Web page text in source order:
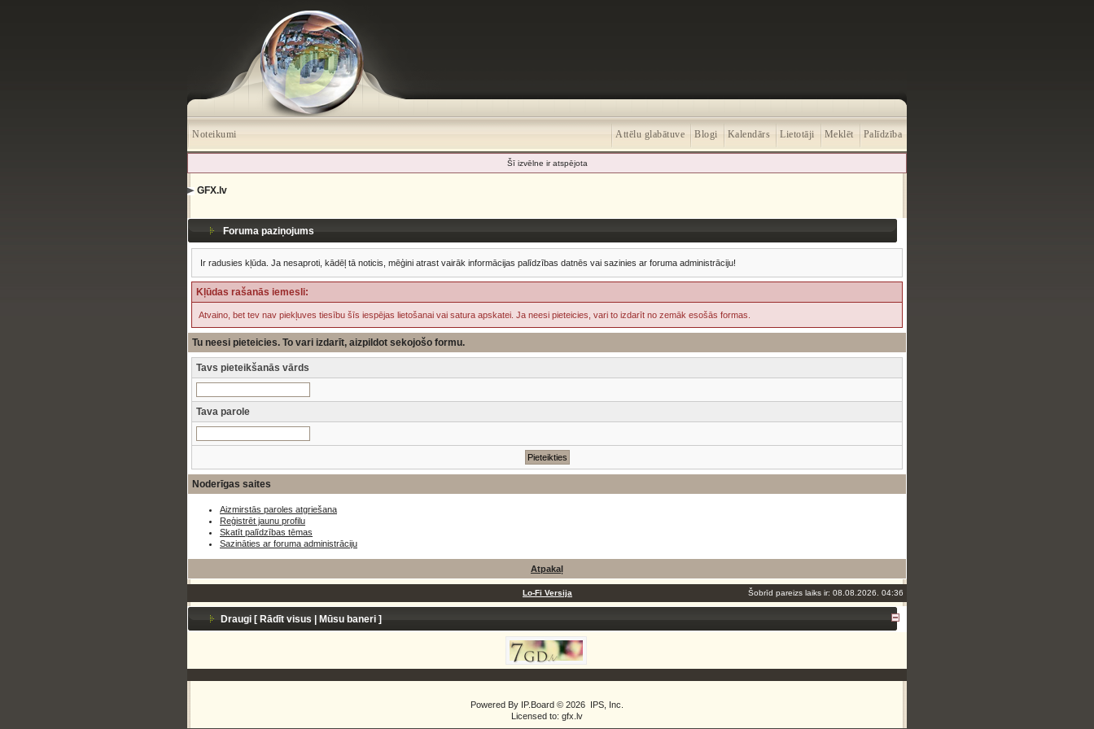
Noteikumi Palīdzība
Meklēt
Lietotāji
Kalendārs
Blogi
Attēlu glabātuve
Šī izvēlne ir atspējota
GFX.lv
Foruma paziņojums
Ir radusies kļūda. Ja nesaproti, kādēļ tā noticis, mēģini atrast vairāk informācijas palīdzības datnēs vai sazinies ar foruma administrāciju!
Kļūdas rašanās iemesli:
Atvaino, bet tev nav piekļuves tiesību šīs iespējas lietošanai vai satura apskatei. Ja neesi pieteicies, vari to izdarīt no zemāk esošās formas.
Tu neesi pieteicies. To vari izdarīt, aizpildot sekojošo formu.
Tavs pieteikšanās vārds
Tava parole
Noderīgas saites
Aizmirstās paroles atgriešana
Reģistrēt jaunu profilu
Skatīt palīdzības tēmas
Sazināties ar foruma administrāciju
Atpakaļ
Lo-Fi Versija Šobrīd pareizs laiks ir: 08.08.2026. 04:36
Draugi [ Rādīt visus Mūsu baneri ]
Powered By IP.Board © 2026 IPS, Inc
Licensed to: gfx.lv